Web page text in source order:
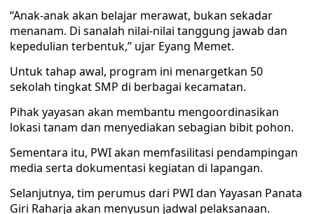
“Anak-anak akan belajar merawat, bukan sekadar
menanam. Di sanalah nilai-nilai tanggung jawab dan
kepedulian terbentuk,” ujar Eyang Memet.
Untuk tahap awal, program ini menargetkan 50
sekolah tingkat SMP di berbagai kecamatan.
Pihak yayasan akan membantu mengoordinasikan
lokasi tanam dan menyediakan sebagian bibit pohon.
Sementara itu, PWI akan memfasilitasi pendampingan
media serta dokumentasi kegiatan di lapangan.
Selanjutnya, tim perumus dari PWI dan Yayasan Panata
Giri Raharja akan menyusun jadwal pelaksanaan.